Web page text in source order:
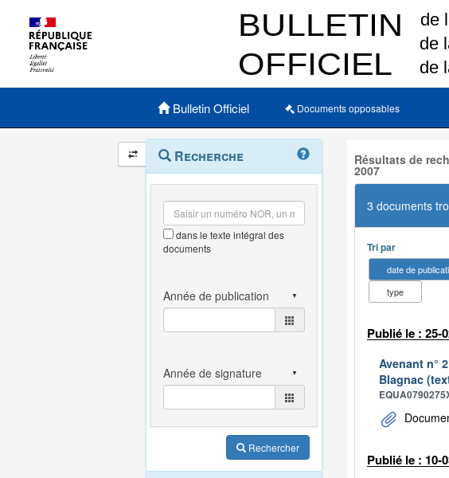
Menu principal
Bulletin Officiel Documents opposables
Navigation
et
outils
annexes
Menu
contextuel
Recherche
dans le texte intégral des
documents
Rechercher
Résultats de
2007
3 documents
Tri par
date de
type
Publié le : 25-
Avenant n°
Blagnac
Publié le : 10-